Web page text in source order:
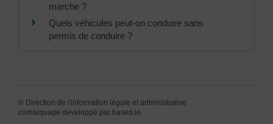
marche ?
Quels véhicules peut-on conduire sans
permis de conduire ?
© Direction de l'information légale et administrative
comarquage developpé par baseo.io